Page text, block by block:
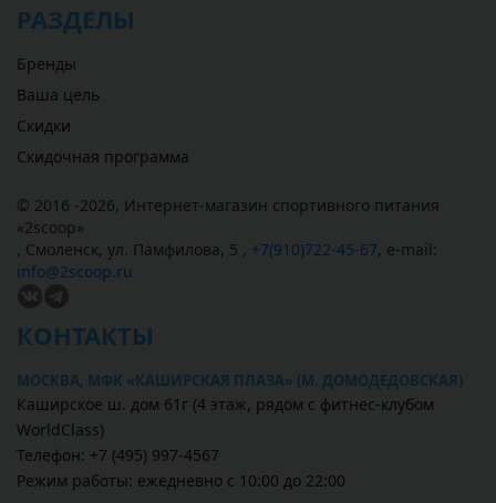
РАЗДЕЛЫ
Бренды
Ваша цель
Скидки
Скидочная программа
© 2016 -2026, Интернет-магазин спортивного питания
«2scoop»
, Смоленск, ул. Памфилова, 5 , +7(910)722-45-67, e-mail:
info@2scoop.ru
КОНТАКТЫ
МОСКВА, МФК «КАШИРСКАЯ ПЛАЗА» (М. ДОМОДЕДОВСКАЯ)
Каширское ш. дом 61г (4 этаж, рядом с фитнес-клубом
WorldClass)
Телефон: +7 (495) 997-4567
Режим работы: ежедневно с 10:00 до 22:00